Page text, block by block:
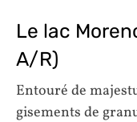
Le lac
A/R)
Entouré de
gisements de